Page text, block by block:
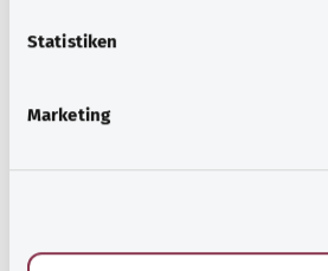
Statistiken
Marketing